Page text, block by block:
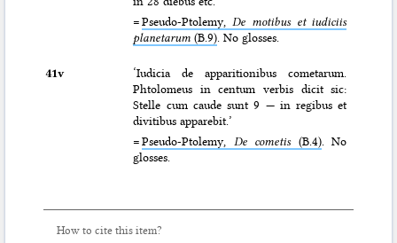
=Pseudo-Ptolemy,De motibus et iudiciis
planetarum (B.9). No glosses.
41v
‘Iudicia de apparitionibus cometarum.
Phtolomeus in centum verbis dicit sic:
Stelle cum caude sunt 9 — in regibus et
divitibus apparebit.’
=Pseudo-Ptolemy, De cometis(B.4). No
glosses.
How to cite this item?